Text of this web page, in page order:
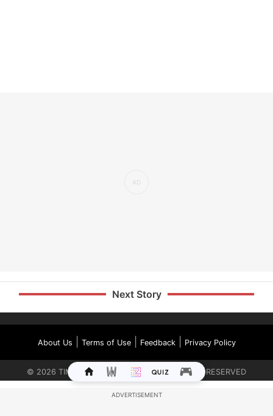
Next Story
About Us Terms of Use| Feedback| Privacy Policy
© 2026 TIMES INTERNET LIMITED. ALL RIGHTS RESERVED